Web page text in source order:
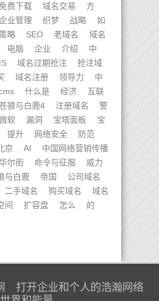
免费下载 域名交易
方
业管理 织梦 战略
如
策略 SEO 老域名
域名
电脑 企业 介绍
中
域名过期抢注
抢注域
域名注册 领导力
中
什么是 经济
互联
狼与白鹿4 注册域名
警
软 漏洞 宝塔面板
宝
提升 网络安全
防范
京 AI
中国网络营销传播
尔街 命令与征服
威力
与白鹿 帝国
公司域名
二手域名 购买域名
域名
间 扩容盘 怎么
的
打开企业和个人的浩瀚网络